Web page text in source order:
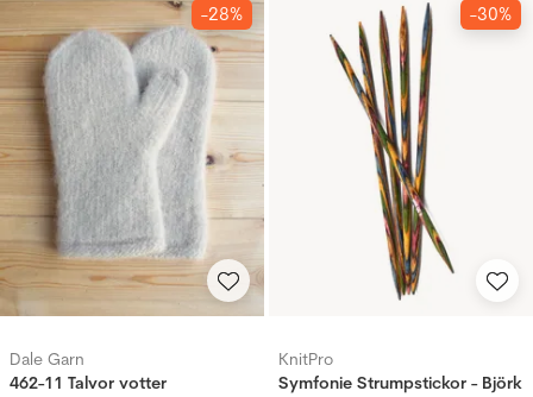
-28%
Dale Garn
462-11 Talvor votter
-30%
KnitPro
Symfonie Strumpstickor - Björk